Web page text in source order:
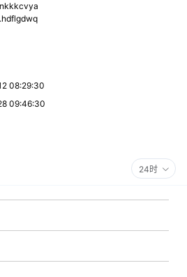
08:29:30
09:46:30
24时